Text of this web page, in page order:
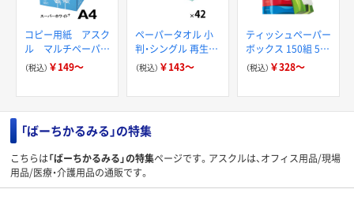
コピー用紙 アスク
ル マルチペーパー
スーパーホワイト+
（税込） ￥149～
ペーパータオル 小
判・シングル 再生紙
200枚 FSC認証紙
（税込） ￥143～
ティッシュペーパー
ボックス 150組 5箱
入 アスクル スマー
（税込） ￥328～
「ばーちかるみる」の特集
こちらは「ばーちかるみる」の特集ページです。アスクルは、オフィス用品/現場
用品/医療・介護用品の通販です。